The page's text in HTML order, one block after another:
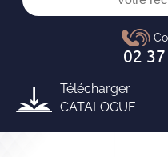
Télécharger
CATALOGUE